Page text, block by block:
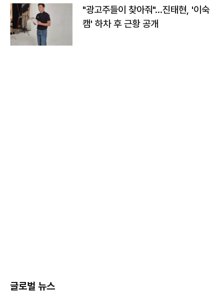
"광고주들이 찾아줘"…진태현, '이숙
캠' 하차 후 근황 공개
글로벌 뉴스